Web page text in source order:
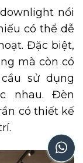
nổi
có thể dễ
Đặc biệt,
mà còn có
sử dụng
nhau. Đèn
có thiết kế